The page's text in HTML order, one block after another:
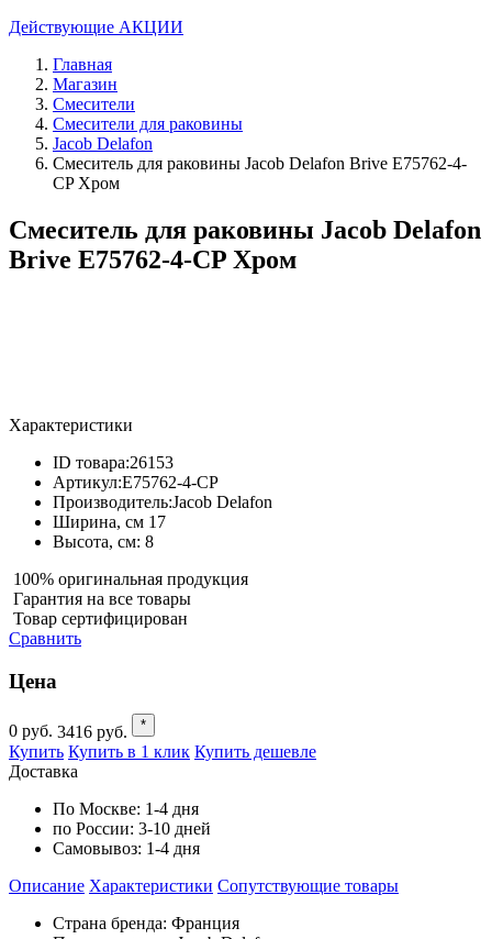
Действующие АКЦИИ
Главная
Магазин
Смесители
Смесители для раковины
Jacob Delafon
Смеситель для раковины Jacob Delafon Brive E75762-4-
CP Хром
Смеситель для раковины Jacob Delafon
Brive E75762-4-CP Хром
Характеристики
ID товара:26153
Артикул:E75762-4-CP
Производитель:Jacob Delafon
Ширина, см 17
Высота, см: 8
100% оригинальная продукция
Гарантия на все товары
Товар сертифицирован
Сравнить
Цена
0 руб. 3416 руб. *
Купить Купить в 1 клик Купить дешевле
Доставка
По Москве: 1-4 дня
по России: 3-10 дней
Самовывоз: 1-4 дня
Описание Характеристики Cопутствующие товары
Страна бренда: Франция